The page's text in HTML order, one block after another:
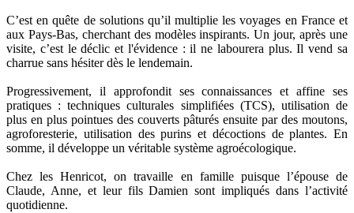
C’est en quête de solutions qu’il multiplie les voyages en France et
aux Pays-Bas, cherchant des modèles inspirants. Un jour, après une
visite, c’est le déclic et l'évidence : il ne labourera plus. Il vend sa
charrue sans hésiter dès le lendemain.
Progressivement, il approfondit ses connaissances et affine ses
pratiques : techniques culturales simplifiées (TCS), utilisation de
plus en plus pointues des couverts pâturés ensuite par des moutons,
agroforesterie, utilisation des purins et décoctions de plantes. En
somme, il développe un véritable système agroécologique.
Chez les Henricot, on travaille en famille puisque l’épouse de
Claude, Anne, et leur fils Damien sont impliqués dans l’activité
quotidienne.